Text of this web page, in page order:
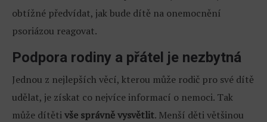
obtížné předvídat, jak bude dítě na onemocnění
psoriázou reagovat.
Podpora rodiny a přátel je nezbytná
Jednou z nejlepších věcí, kterou může rodič pro své dítě
udělat, je získat co nejvíce informací o nemoci. Tak
může dítětivše správně vysvětlit. Menší děti většinou